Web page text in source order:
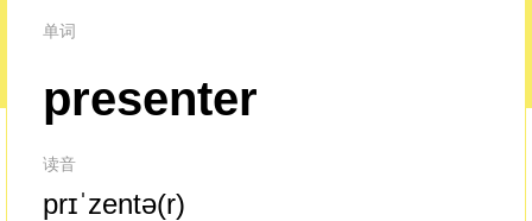
单词
presenter
读音
prɪˈzentə(r)